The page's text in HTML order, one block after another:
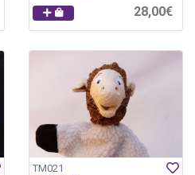
28,00€
TM021